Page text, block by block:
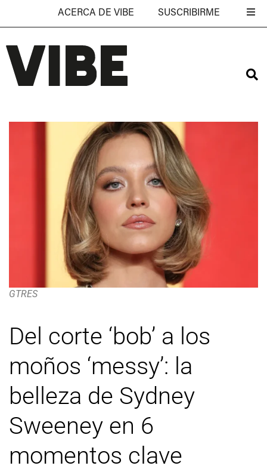
ACERCA DE VIBE SUSCRIBIRME
GTRES
Del corte ‘bob’ a los
moños ‘messy’: la
belleza de Sydney
Sweeney en 6
momentos clave